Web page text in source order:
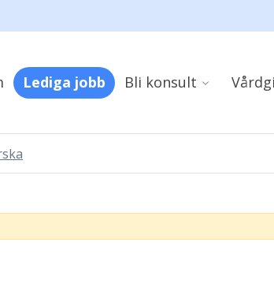
Lediga jobb Bli konsult